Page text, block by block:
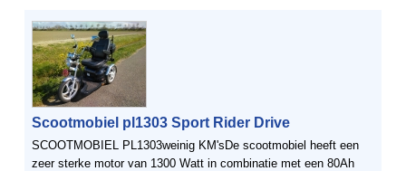
Scootmobiel pl1303 Sport Rider Drive
SCOOTMOBIEL PL1303weinig KM'sDe scootmobiel heeft een
zeer sterke motor van 1300 Watt in combinatie met een 80Ah